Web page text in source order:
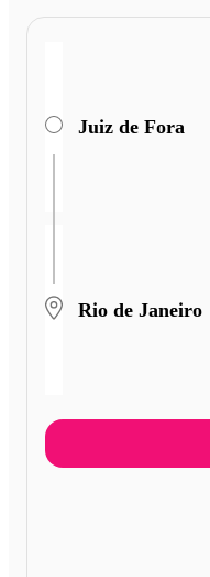
Juiz de Fora
Rio de Janeiro